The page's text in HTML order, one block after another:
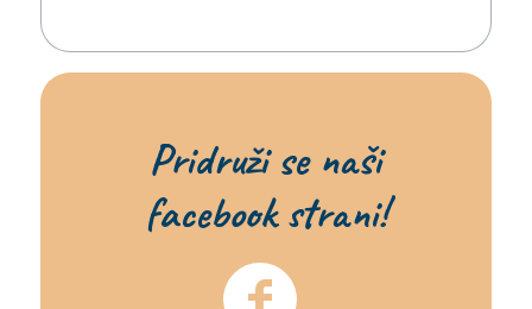
Pridruži se naši
facebook strani!